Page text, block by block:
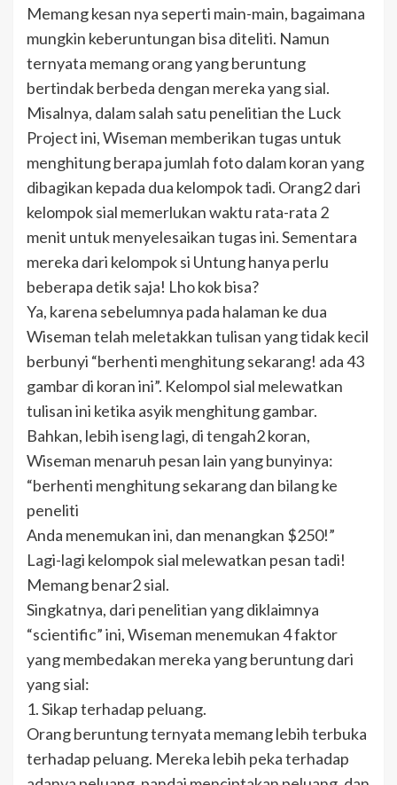
Memang kesan nya seperti main-main, bagaimana
mungkin keberuntungan bisa diteliti. Namun
ternyata memang orang yang beruntung
bertindak berbeda dengan mereka yang sial.
Misalnya, dalam salah satu penelitian the Luck
Project ini, Wiseman memberikan tugas untuk
menghitung berapa jumlah foto dalam koran yang
dibagikan kepada dua kelompok tadi. Orang2 dari
kelompok sial memerlukan waktu rata-rata 2
menit untuk menyelesaikan tugas ini. Sementara
mereka dari kelompok si Untung hanya perlu
beberapa detik saja! Lho kok bisa?
Ya, karena sebelumnya pada halaman ke dua
Wiseman telah meletakkan tulisan yang tidak kecil
berbunyi “berhenti menghitung sekarang! ada 43
gambar di koran ini”. Kelompol sial melewatkan
tulisan ini ketika asyik menghitung gambar.
Bahkan, lebih iseng lagi, di tengah2 koran,
Wiseman menaruh pesan lain yang bunyinya:
“berhenti menghitung sekarang dan bilang ke
peneliti
Anda menemukan ini, dan menangkan $250!”
Lagi-lagi kelompok sial melewatkan pesan tadi!
Memang benar2 sial.
Singkatnya, dari penelitian yang diklaimnya
“scientific” ini, Wiseman menemukan 4 faktor
yang membedakan mereka yang beruntung dari
yang sial:
1. Sikap terhadap peluang.
Orang beruntung ternyata memang lebih terbuka
terhadap peluang. Mereka lebih peka terhadap